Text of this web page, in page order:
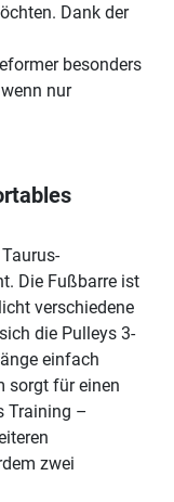
Dank der
besonders
nur
Die Fußbarre ist
verschiedene
die Pulleys 3-
einfach
sorgt für einen
Training –
zwei